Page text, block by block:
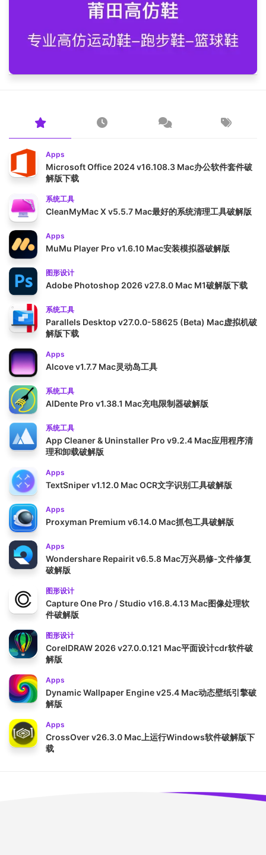
Apps
Microsoft Office 2024 v16.108.3 Mac办公软件套件破
解版下载
系统工具
CleanMyMac X v5.5.7 Mac最好的系统清理工具破解版
Apps
MuMu Player Pro v1.6.10 Mac安装模拟器破解版
图形设计
Adobe Photoshop 2026 v27.8.0 Mac M1破解版下载
系统工具
Parallels Desktop v27.0.0-58625 (Beta) Mac虚拟机破
解版下载
Apps
Alcove v1.7.7 Mac灵动岛工具
系统工具
AlDente Pro v1.38.1 Mac充电限制器破解版
系统工具
App Cleaner & Uninstaller Pro v9.2.4 Mac应用程序清
理和卸载破解版
Apps
TextSniper v1.12.0 Mac OCR文字识别工具破解版
Apps
Proxyman Premium v6.14.0 Mac抓包工具破解版
Apps
Wondershare Repairit v6.5.8 Mac万兴易修-文件修复
破解版
图形设计
Capture One Pro / Studio v16.8.4.13 Mac图像处理软
件破解版
图形设计
CorelDRAW 2026 v27.0.0.121 Mac平面设计cdr软件破
解版
Apps
Dynamic Wallpaper Engine v25.4 Mac动态壁纸引擎破
解版
Apps
CrossOver v26.3.0 Mac上运行Windows软件破解版下
载